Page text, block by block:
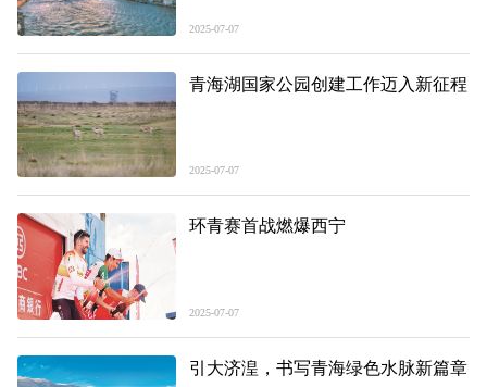
2025-07-07
青海湖国家公园创建工作迈入新征程
2025-07-07
环青赛首战燃爆西宁
2025-07-07
引大济湟，书写青海绿色水脉新篇章